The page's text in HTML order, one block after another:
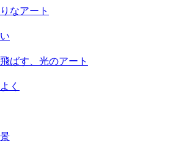
なアート
ばす、光のアート
く